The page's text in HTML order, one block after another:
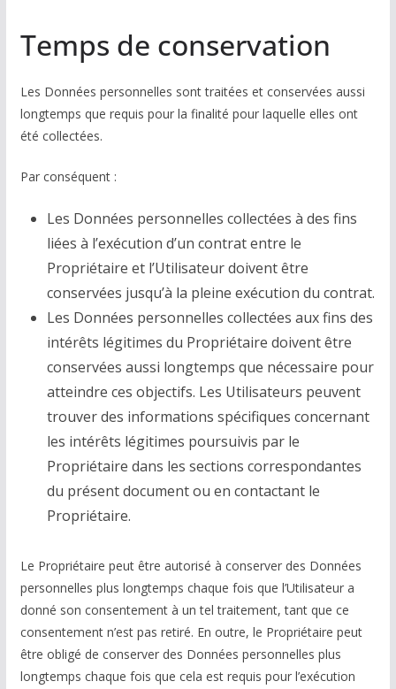
Temps de conservation
Les Données personnelles sont traitées et conservées aussi
longtemps que requis pour la finalité pour laquelle elles ont
été collectées.
Par conséquent :
Les Données personnelles collectées à des fins
liées à l’exécution d’un contrat entre le
Propriétaire et l’Utilisateur doivent être
conservées jusqu’à la pleine exécution du contrat.
Les Données personnelles collectées aux fins des
intérêts légitimes du Propriétaire doivent être
conservées aussi longtemps que nécessaire pour
atteindre ces objectifs. Les Utilisateurs peuvent
trouver des informations spécifiques concernant
les intérêts légitimes poursuivis par le
Propriétaire dans les sections correspondantes
du présent document ou en contactant le
Propriétaire.
Le Propriétaire peut être autorisé à conserver des Données
personnelles plus longtemps chaque fois que l’Utilisateur a
donné son consentement à un tel traitement, tant que ce
consentement n’est pas retiré. En outre, le Propriétaire peut
être obligé de conserver des Données personnelles plus
longtemps chaque fois que cela est requis pour l’exécution